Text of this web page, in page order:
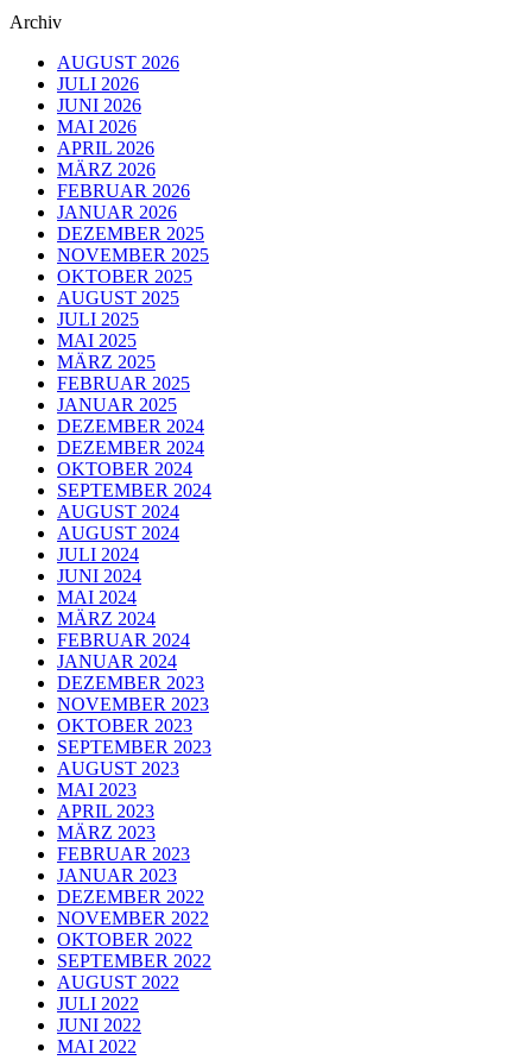
Archiv
AUGUST 2026
JULI 2026
JUNI 2026
MAI 2026
APRIL 2026
MÄRZ 2026
FEBRUAR 2026
JANUAR 2026
DEZEMBER 2025
NOVEMBER 2025
OKTOBER 2025
AUGUST 2025
JULI 2025
MAI 2025
MÄRZ 2025
FEBRUAR 2025
JANUAR 2025
DEZEMBER 2024
DEZEMBER 2024
OKTOBER 2024
SEPTEMBER 2024
AUGUST 2024
AUGUST 2024
JULI 2024
JUNI 2024
MAI 2024
MÄRZ 2024
FEBRUAR 2024
JANUAR 2024
DEZEMBER 2023
NOVEMBER 2023
OKTOBER 2023
SEPTEMBER 2023
AUGUST 2023
MAI 2023
APRIL 2023
MÄRZ 2023
FEBRUAR 2023
JANUAR 2023
DEZEMBER 2022
NOVEMBER 2022
OKTOBER 2022
SEPTEMBER 2022
AUGUST 2022
JULI 2022
JUNI 2022
MAI 2022